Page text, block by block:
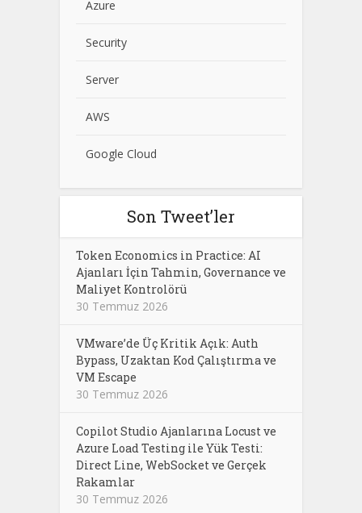
Azure
Security
Server
AWS
Google Cloud
Son Tweet’ler
Token Economics in Practice: AI
Ajanları İçin Tahmin, Governance ve
Maliyet Kontrolörü
30 Temmuz 2026
VMware’de Üç Kritik Açık: Auth
Bypass, Uzaktan Kod Çalıştırma ve
VM Escape
30 Temmuz 2026
Copilot Studio Ajanlarına Locust ve
Azure Load Testing ile Yük Testi:
Direct Line, WebSocket ve Gerçek
Rakamlar
30 Temmuz 2026